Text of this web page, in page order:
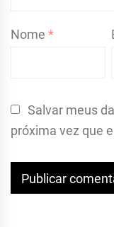
Nome *
Salvar meus
próxima vez que